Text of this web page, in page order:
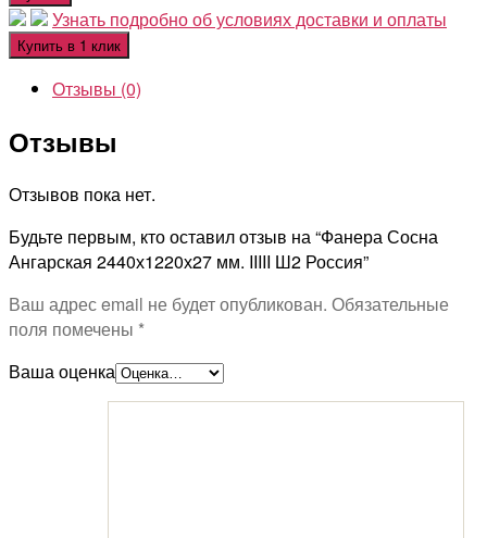
Узнать подробно об условиях доставки и оплаты
Купить в 1 клик
Отзывы (0)
Отзывы
Отзывов пока нет.
Будьте первым, кто оставил отзыв на “Фанера Сосна
Ангарская 2440х1220х27 мм. IIIII Ш2 Россия”
Ваш адрес email не будет опубликован. Обязательные
поля помечены *
Ваша оценка